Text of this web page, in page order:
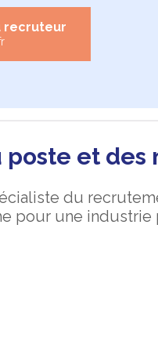
recruteur
et des
du
pour une